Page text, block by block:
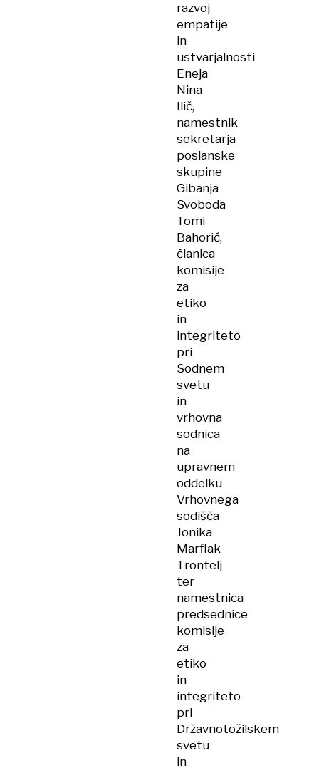
razvoj
empatije
in
ustvarjalnosti
Eneja
Nina
Ilič,
namestnik
sekretarja
poslanske
skupine
Gibanja
Svoboda
Tomi
Bahorić,
članica
komisije
za
etiko
in
integriteto
pri
Sodnem
svetu
in
vrhovna
sodnica
na
upravnem
oddelku
Vrhovnega
sodišča
Jonika
Marflak
Trontelj
ter
namestnica
predsednice
komisije
za
etiko
in
integriteto
pri
Državnotožilskem
svetu
in